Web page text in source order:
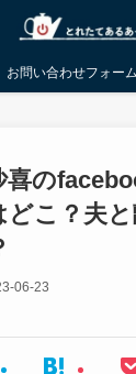
お問い合わせフォー
喜の
どこ？夫
06-23